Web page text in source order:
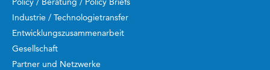
Industrie / Technologietransfer
Entwicklungszusammenarbeit
Gesellschaft
Partner und Netzwerke